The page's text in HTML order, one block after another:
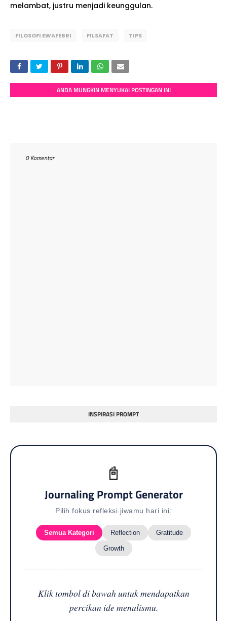
melambat, justru menjadi keunggulan.
FILOSOFI EWAFEBRI FILSAFAT TIPS
ANDA MUNGKIN MENYUKAI POSTINGAN INI
0 Komentar
INSPIRASI PROMPT
📓
Journaling Prompt Generator
Pilih fokus refleksi jiwamu hari ini:
Semua Kategori Reflection Gratitude
Growth
Klik tombol di bawah untuk mendapatkan
percikan ide menulismu.